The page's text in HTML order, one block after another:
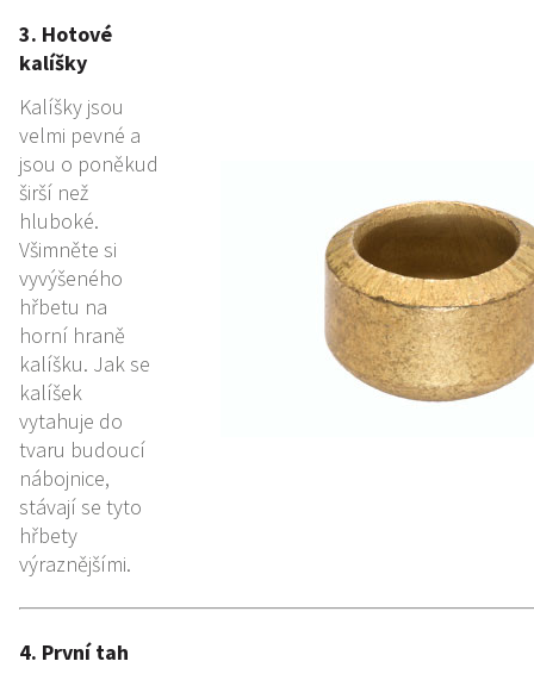
3. Hotové
kalíšky
Kalíšky jsou
velmi pevné a
jsou o poněkud
širší než
hluboké.
Všimněte si
vyvýšeného
hřbetu na
horní hraně
kalíšku. Jak se
kalíšek
vytahuje do
tvaru budoucí
nábojnice,
stávají se tyto
hřbety
výraznějšími.
4. První tah